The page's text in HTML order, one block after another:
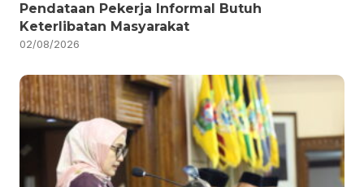
Pendataan Pekerja Informal Butuh
Keterlibatan Masyarakat
02/08/2026